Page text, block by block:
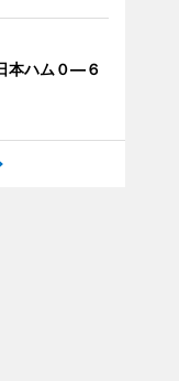
本ハム０―６